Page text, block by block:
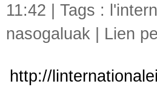
11:42 | Tags :
nasogaluak
Lien
http://